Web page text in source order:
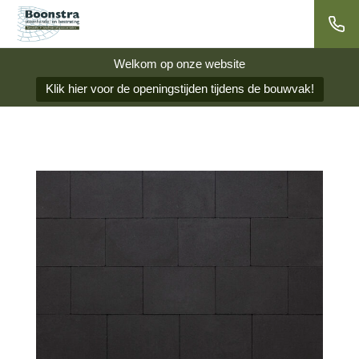
Welkom op onze website
Klik hier voor de openingstijden tijdens de bouwvak!